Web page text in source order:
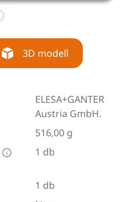
3D modell
ELESA+GANTER
Austria GmbH.
516,00 g
1 db
1 db